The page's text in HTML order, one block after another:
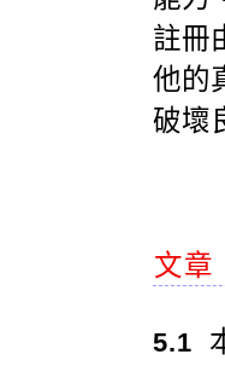
註冊
他的
破壞
文章
5.1